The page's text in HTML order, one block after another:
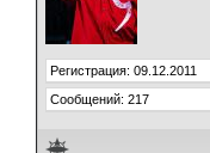
Регистрация: 09.12.2011
Сообщений: 217